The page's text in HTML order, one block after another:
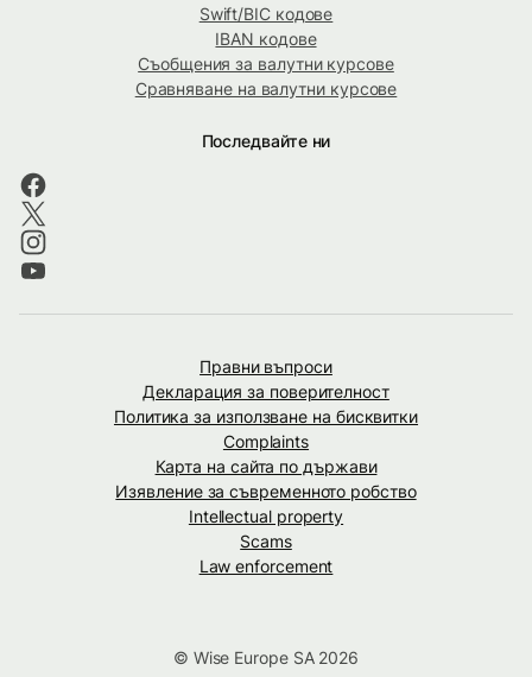
Swift/BIC кодове
IBAN кодове
Съобщения за валутни курсове
Сравняване на валутни курсове
Последвайте ни
Правни въпроси
Декларация за поверителност
Политика за използване на бисквитки
Complaints
Карта на сайта по държави
Изявление за съвременното робство
Intellectual property
Scams
Law enforcement
© Wise Europe SA 2026